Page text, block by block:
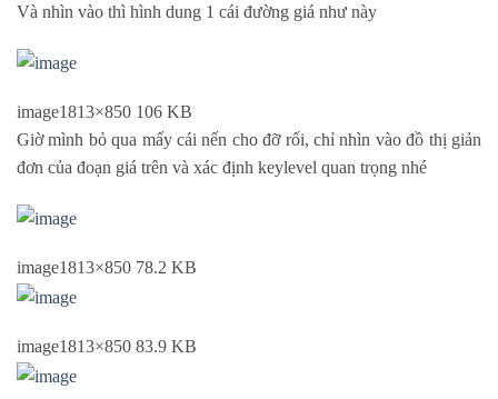
Và nhìn vào thì hình dung 1 cái đường giá như này
image1813×850 106 KB
Giờ mình bỏ qua mấy cái nến cho đỡ rối, chỉ nhìn vào đồ thị giản
đơn của đoạn giá trên và xác định keylevel quan trọng nhé
image1813×850 78.2 KB
image1813×850 83.9 KB